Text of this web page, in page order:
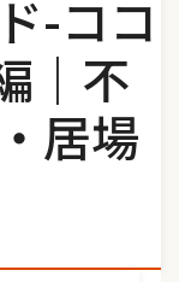
-ココ
｜不
居場